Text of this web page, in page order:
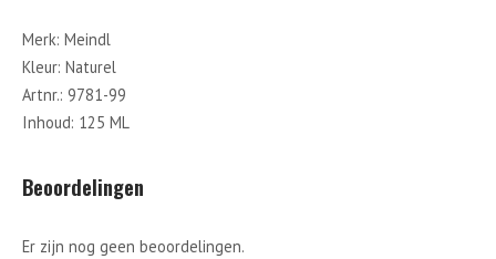
Merk: Meindl
Kleur: Naturel
Artnr.: 9781-99
Inhoud: 125 ML
Beoordelingen
Er zijn nog geen beoordelingen.